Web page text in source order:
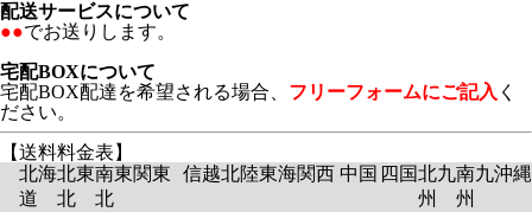
配送サービスについて
●●でお送りします。
宅配BOXについて
宅配BOX配達を希望される場合、 フリーフォームにご記入 く
ださい。
【送料料金表】
北海
道
北東
北
南東
北
関東 信越北陸東海関西 中国 四国北九
州
南九
州
沖縄